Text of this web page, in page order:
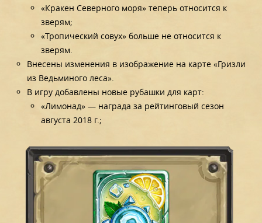
«Кракен Северного моря» теперь относится к
зверям;
«Тропический совух» больше не относится к
зверям.
Внесены изменения в изображение на карте «Гризли
из Ведьминого леса».
В игру добавлены новые рубашки для карт:
«Лимонад» — награда за рейтинговый сезон
августа 2018 г.;